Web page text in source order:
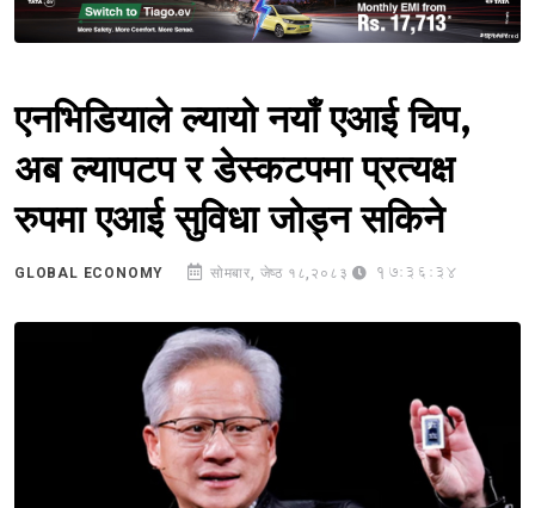
Sponsored
एनभिडियाले ल्यायो नयाँ एआई चिप,
अब ल्यापटप र डेस्कटपमा प्रत्यक्ष
रुपमा एआई सुविधा जोड्न सकिने
GLOBAL ECONOMY सोमबार, जेष्ठ १८,२०८३ 17:36:34